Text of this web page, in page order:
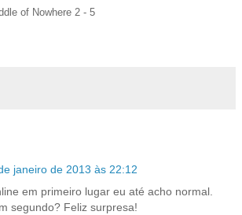
of Nowhere 2 - 5
janeiro de 2013 às 22:12
em primeiro lugar eu até acho normal.
segundo? Feliz surpresa!